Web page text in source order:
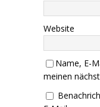
Website
Name, E-
meinen